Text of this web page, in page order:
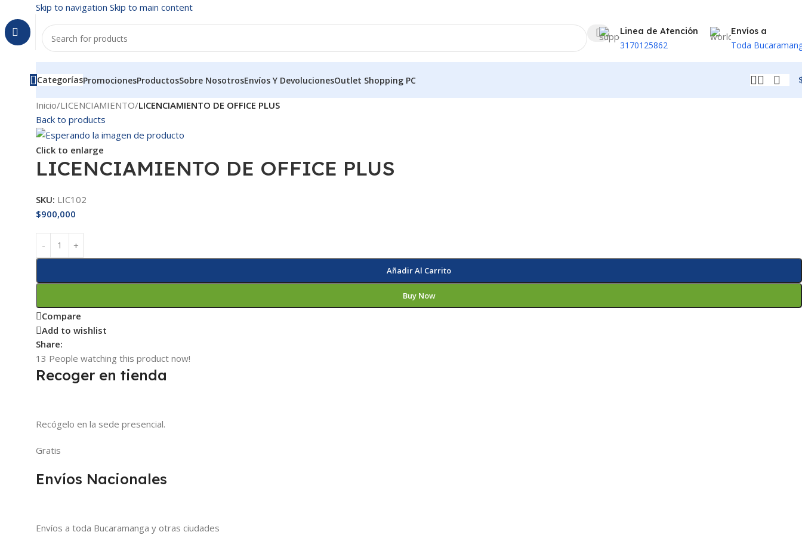
Skip to navigation Skip to main content
Linea de Atención
3170125862
Envíos a
Toda
CategoríasPromocionesProductosSobre NosotrosEnvíos Y DevolucionesOutlet Shopping PC
Inicio/LICENCIAMIENTO/LICENCIAMIENTO DE OFFICE PLUS
Back to products
Click to enlarge
LICENCIAMIENTO DE OFFICE PLUS
SKU: LIC102
$900,000
Añadir Al Carrito
Buy Now
Compare
Add to wishlist
Share:
13 People watching this product now!
Recoger en tienda
Recógelo en la sede presencial.
Gratis
Envíos Nacionales
Envíos a toda Bucaramanga y otras ciudades